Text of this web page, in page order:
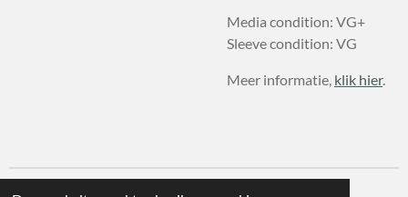
Media condition: VG+
Sleeve condition: VG
Meer informatie, klik hier.